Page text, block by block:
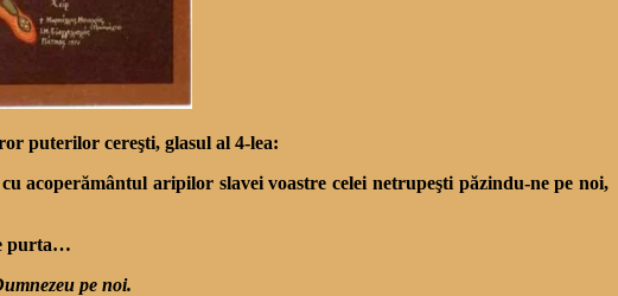
puterilor cereşti, glasul al 4-lea:
acoperământul aripilor slavei voastre celei netrupeşti păzindu-ne pe noi,
purta…
pe noi.